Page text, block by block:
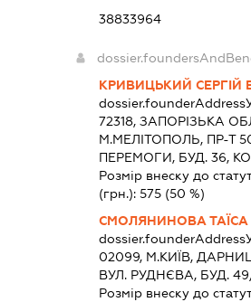
38833964
КРИВИЦЬКИЙ СЕРГІЙ
dossier.founderAddress
72318, ЗАПОРIЗЬКА
М.МЕЛІТОПОЛЬ, ПР-Т
ПЕРЕМОГИ, БУД. 36,
Розмір внеску до
(грн.): 575(50 %)
СМОЛЯНИНОВА ТАЇСА
dossier.founderAddress
02099, М.КИЇВ,
ВУЛ. РУДНЄВА, БУД.
Розмір внеску до